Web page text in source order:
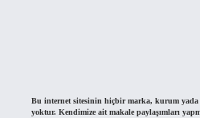
Bu internet sitesinin hiçbir marka, kurum yada
yoktur. Kendimize ait makale paylaşımları